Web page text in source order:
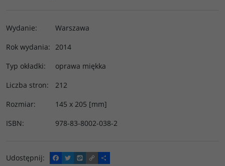
Wydanie:
Warszawa
Rok wydania: 2014
Typ okładki:
oprawa miękka
Liczba stron:
212
Rozmiar:
145 x 205 [mm]
ISBN: 978-83-8002-038-2
Udostępnij:
F
T
W
C
P